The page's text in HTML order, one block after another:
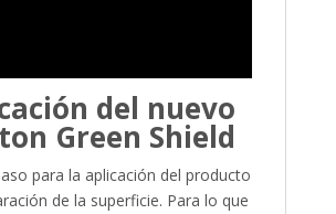
del nuevo
Green Shield
para la aplicación del producto
de la superficie. Para lo que